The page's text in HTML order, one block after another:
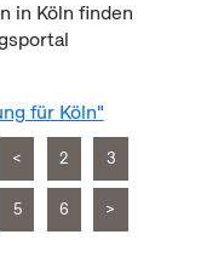
in Köln finden
für Köln"
< 2 3
5 6 >